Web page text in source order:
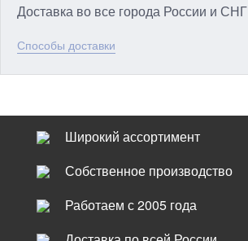
Доставка во все города России и СНГ
Способы доставки
Широкий ассортимент
Собственное производство
Работаем с 2005 года